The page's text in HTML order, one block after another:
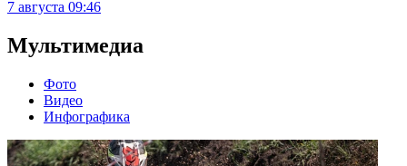
7 августа 09:46
Мультимедиа
Фото
Видео
Инфографика